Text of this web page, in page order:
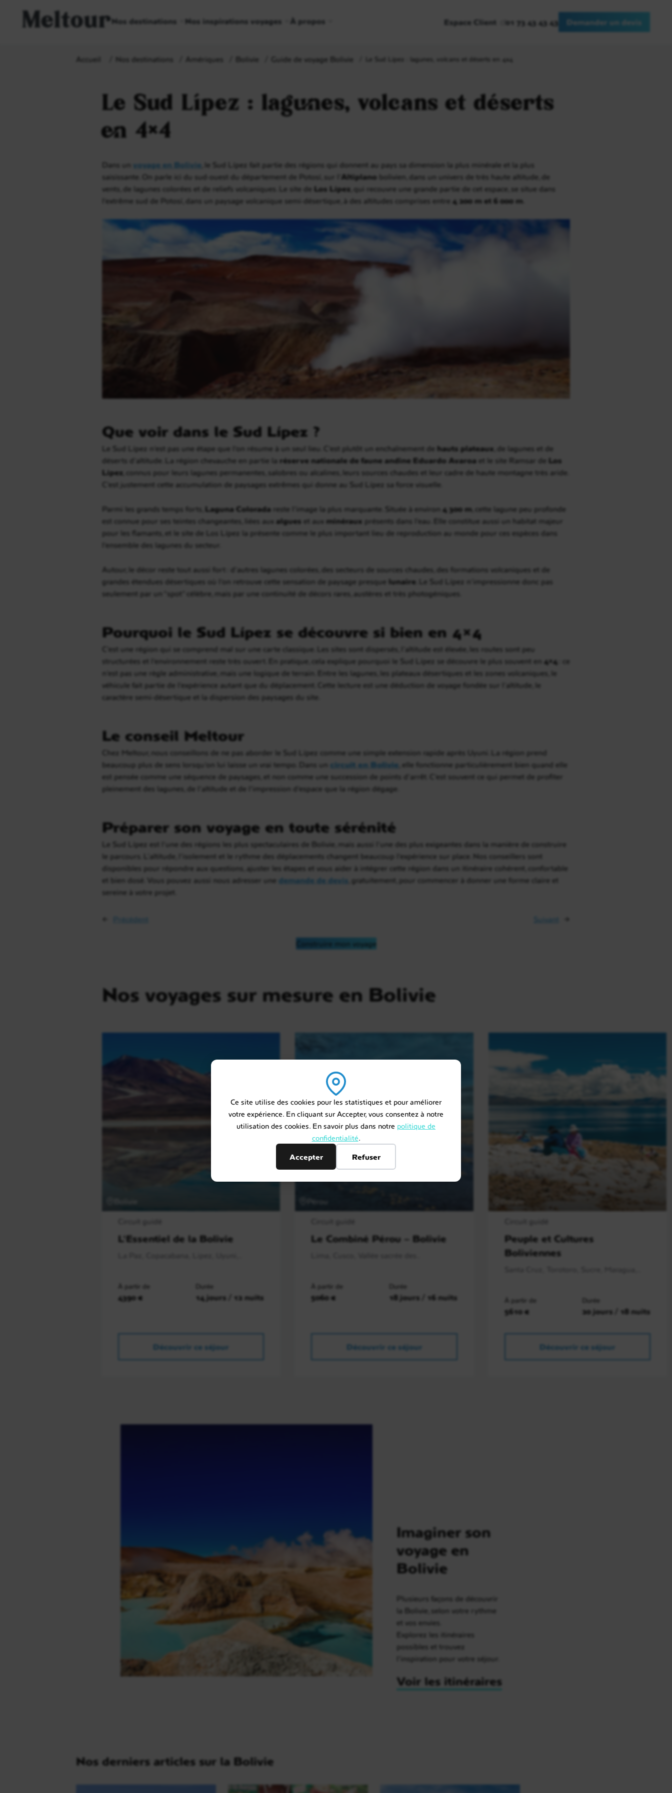
Ce site utilise des cookies pour les statistiques et pour améliorer
votre expérience. En cliquant sur Accepter, vous consentez à notre
utilisation des cookies. En savoir plus dans notre politique de
confidentialité.
Accepter
Refuser
MeltourNos destinations Nos inspirations voyages À propos Espace Client 01 73 43 43 43 Demander un devis
Accueil Nos destinations Amériques Bolivie Guide de voyage Bolivie Le Sud Lípez : lagunes, volcans et déserts en 4x4
Le Sud Lípez : lagunes, volcans et déserts
en 4×4
Dans un voyage en Bolivie , le Sud Lípez fait partie des régions qui donnent au pays sa dimension la plus minérale et la plus
saisissante. On parle ici du sud-ouest du département de Potosí, sur l’ Altiplano bolivien, dans un univers de très haute altitude, de
vents, de lagunes colorées et de reliefs volcaniques. Le site de Los Lípez , qui recouvre une grande partie de cet espace, se situe dans
l’extrême sud de Potosí, dans un paysage volcanique semi-désertique, à des altitudes comprises entre 4 200 m et 6 000 m
Que voir dans le Sud Lípez ?
Le Sud Lípez n’est pas une étape que l’on résume à un seul lieu. C’est plutôt un enchaînement de hauts plateaux , de lagunes et de
déserts d’altitude. La région chevauche en partie la réserve nationale de faune andine Eduardo Avaroa et le site Ramsar de Los
Lípez , connus pour leurs lagunes permanentes, salobres ou alcalines, leurs sources chaudes et leur cadre de haute montagne très aride.
C’est justement cette accumulation de paysages extrêmes qui donne au Sud Lípez sa force visuelle.
Parmi les grands temps forts, Laguna Colorada reste l’image la plus marquante. Située à environ 4 300 m , cette lagune peu profonde
est connue pour ses teintes changeantes, liées aux algues et aux minéraux présents dans l’eau. Elle constitue aussi un habitat majeur
pour les flamants, et le site de Los Lípez la présente comme le plus important lieu de reproduction au monde pour ces espèces dans
l’ensemble des lagunes du secteur.
Autour, le décor reste tout aussi fort : d’autres lagunes colorées, des secteurs de sources chaudes, des formations volcaniques et de
grandes étendues désertiques où l’on retrouve cette sensation de paysage presque lunaire . Le Sud Lípez n’impressionne donc pas
seulement par un “spot” célèbre, mais par une continuité de décors rares, austères et très photogéniques.
Pourquoi le Sud Lípez se découvre si bien en 4×4
C’est une région qui se comprend mal sur une carte classique. Les sites sont dispersés, l’altitude est élevée, les routes sont peu
structurées et l’environnement reste très ouvert. En pratique, cela explique pourquoi le Sud Lípez se découvre le plus souvent en 4×4 : ce
n’est pas une règle administrative, mais une logique de terrain. Entre les lagunes, les plateaux désertiques et les zones volcaniques, le
véhicule fait partie de l’expérience autant que du déplacement. Cette lecture est une déduction de voyage fondée sur l’altitude, le
caractère semi-désertique et la dispersion des paysages du site.
Le conseil Meltour
Chez Meltour, nous conseillons de ne pas aborder le Sud Lípez comme une simple extension rapide après Uyuni. La région prend
beaucoup plus de sens lorsqu’on lui laisse un vrai tempo. Dans un circuit en Bolivie , elle fonctionne particulièrement bien quand elle
est pensée comme une séquence de paysages, et non comme une succession de points d’arrêt. C’est souvent ce qui permet de profiter
pleinement des lagunes, de l’altitude et de l’impression d’espace que la région dégage.
Préparer son voyage en toute sérénité
Le Sud Lípez est l’une des régions les plus spectaculaires de Bolivie, mais aussi l’une des plus exigeantes dans la manière de construire
le parcours. L’altitude, l’isolement et le rythme des déplacements changent beaucoup l’expérience sur place. Nos conseillers sont
disponibles pour répondre aux questions, ajuster les étapes et vous aider à intégrer cette région dans un itinéraire cohérent, confortable
et bien dosé. Vous pouvez aussi nous adresser une demande de devis , gratuitement, pour commencer à donner une forme claire et
sereine à votre projet.
← Suivant →
Construire mon voyage
Nos voyages sur mesure en Bolivie
L'Essentiel de la Bolivie
À partir de
4390 €
Durée
14 jours / 12 nuits
Découvrir ce séjour
Pérou
Le Combiné Pérou – Bolivie
À partir de
5060 €
Durée
18 jours / 16 nuits
Découvrir ce séjour
Peuple et Cultures
Boliviennes
À partir de
5610 €
Durée
20 jours / 18 nuits
Découvrir ce séjour
Imaginer son
voyage en
Bolivie
Plusieurs façons de découvrir
la Bolivie, selon votre rythme
et vos envies.
Explorez les itinéraires
possibles et trouvez
l’inspiration pour votre séjour.
Voir les itinéraires
Nos derniers articles sur la Bolivie